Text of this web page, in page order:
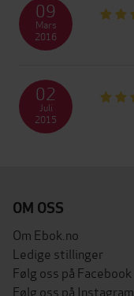
09
Mars
2016
02
Juli
2015
OM OSS
Om Ebok.no
Ledige stillinger
Følg oss på Facebook
Følg oss på Instagram